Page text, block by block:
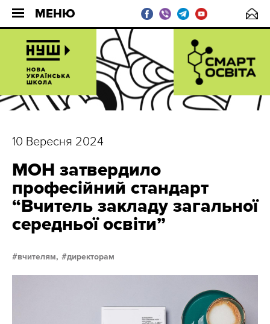
МЕНЮ
10 Вересня 2024
МОН затвердило
професійний стандарт
“Вчитель закладу загальної
середньої освіти”
вчителям, директорам